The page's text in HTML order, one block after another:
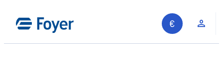
content